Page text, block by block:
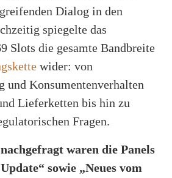
Dialog in den
spiegelte das
Slots die gesamte Bandbreite
wider: von
Konsumentenverhalten
Lieferketten bis hin zu
Fragen.
waren die Panels
sowie „Neues vom